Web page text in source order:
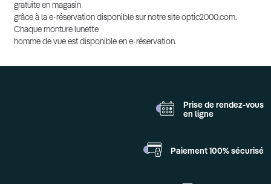
gratuite en magasin
grâce à la e-réservation disponible sur notre site optic2000.com.
Chaque monture lunette
homme de vue est disponible en e-réservation.
Prise de rendez-vous
en ligne
Paiement 100% sécurisé